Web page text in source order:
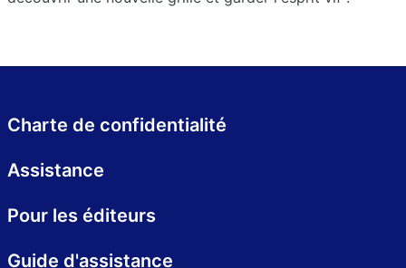
Charte de confidentialité
Assistance
Pour les éditeurs
Guide d'assistance